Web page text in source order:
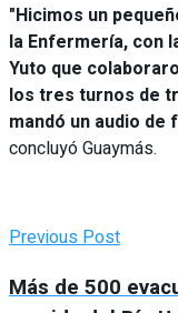
"Hicimos un
la Enfermería, con
Yuto que
los tres turnos de
mandó un audio
concluyó Guaymás.
Previous Post
Más de 500